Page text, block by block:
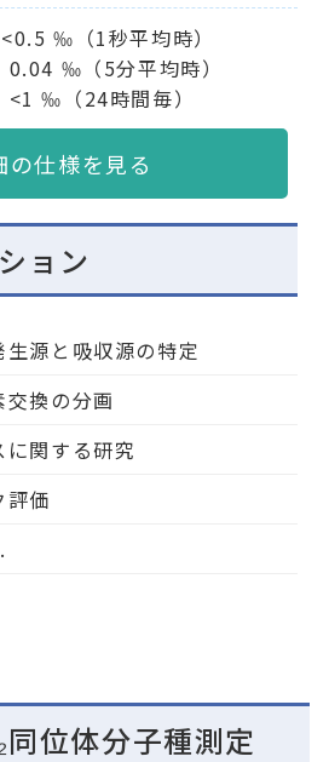
‰（1秒平均時）
5分平均時）
‰（24時間毎）
の仕様を見る
ョン
源と吸収源の特定
換の分画
関する研究
評価
同位体分子種測定